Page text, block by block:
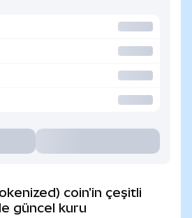
coin'in çeşitli
güncel kuru